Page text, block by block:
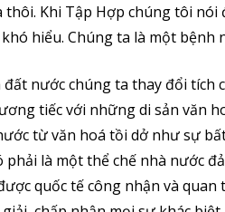
Khi Tập Hợp chúng tôi nói
hiểu. Chúng ta là một
nước chúng ta thay đổi tích
tiếc với những di sản văn
từ văn hoá tồi dở như sự
phải là một thể chế nhà nước
quốc tế công nhận và